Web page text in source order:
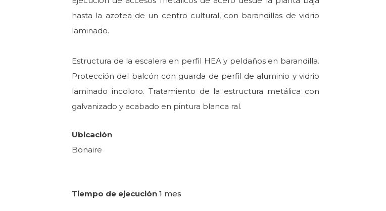
hasta la azotea de un centro cultural, con barandillas de vidrio
laminado.
Estructura de la escalera en perfil HEA y peldaños en barandilla.
Protección del balcón con guarda de perfil de aluminio y vidrio
laminado incoloro. Tratamiento de la estructura metálica con
galvanizado y acabado en pintura blanca ral.
Ubicación
Bonaire
Tiempo de ejecución 1 mes